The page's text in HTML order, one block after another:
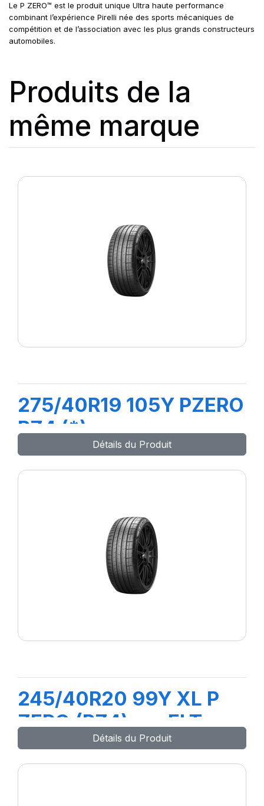
Le P ZERO™ est le produit unique Ultra haute performance
combinant l’expérience Pirelli née des sports mécaniques de
compétition et de l’association avec les plus grands constructeurs
automobiles.
Produits de la
même marque
275/40R19 105Y PZERO
PZ4 (*)
Détails du Produit
245/40R20 99Y XL P
ZERO (PZ4)ncs ELT
Détails du Produit